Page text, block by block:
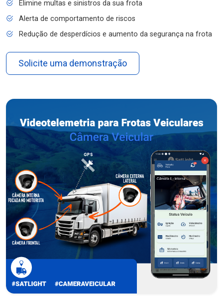
Elimine multas e sinistros da sua frota
Alerta de comportamento de riscos
Redução de desperdícios e aumento da segurança na frota
Solicite uma demonstração